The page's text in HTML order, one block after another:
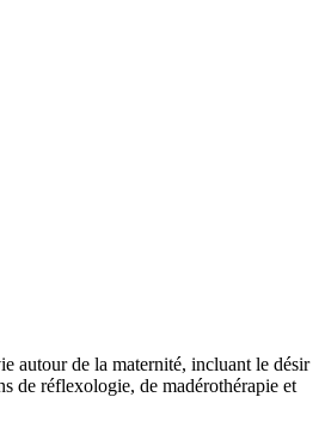
autour de la maternité, incluant le désir
de réflexologie, de madérothérapie et